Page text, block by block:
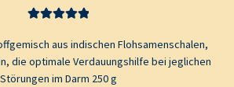
5.00von 5
aus indischen Flohsamenschalen,
die optimale Verdauungshilfe bei jeglichen
Störungen im Darm 250 g